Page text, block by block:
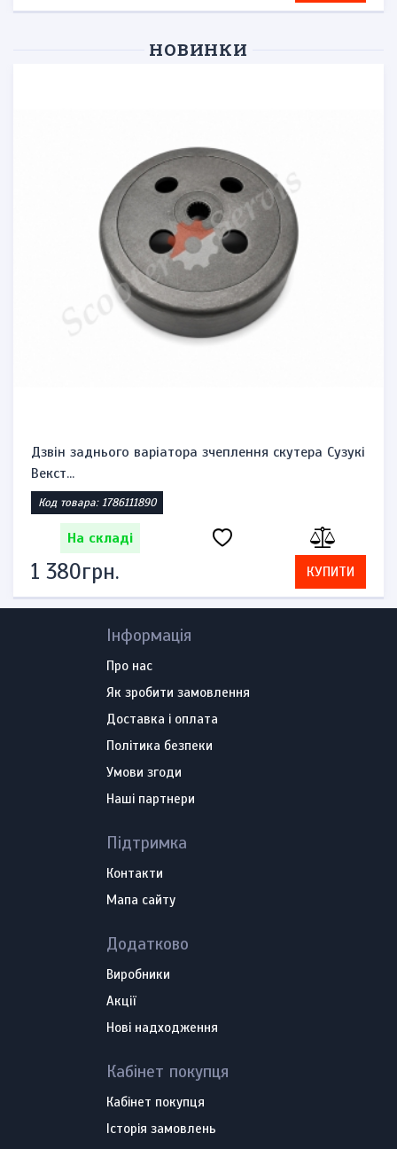
НОВИНКИ
Комплект замків запалювання, бензобака та
сидіння Suzuk...
Код товара: 1785860521
На складі
2 392грн. КУПИТИ
Інформація
Про нас
Як зробити замовлення
Доставка і оплата
Політика безпеки
Умови згоди
Наші партнери
Підтримка
Контакти
Мапа сайту
Додатково
Виробники
Акції
Нові надходження
Кабінет покупця
Кабінет покупця
Історія замовлень